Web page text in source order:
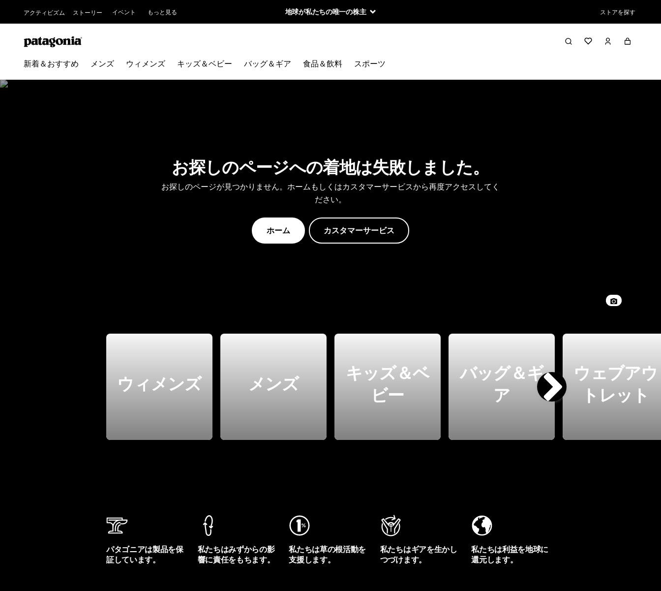
アクティビズム ストーリー イベント もっと見る 地球が私たちの唯一の株主 ストアを探す
新着＆おすすめ メンズ ウィメンズ キッズ＆ベビー バッグ＆ギア 食品＆飲料 スポーツ
お探しのページへの着地は失敗しました。
お探しのページが見つかりません。ホームもしくはカスタマーサービスから再度アクセスしてく
ださい。
ホーム カスタマーサービス
ウィメンズ メンズ
キッズ＆ベ
ビー
バッグ＆ギ
ア
ウェブアウ
トレット
パタゴニアは製品を保
証しています。
私たちはみずからの影
響に責任をもちます。
私たちは草の根活動を
支援します。
私たちはギアを生かし
つづけます。
私たちは利益を地球に
還元します。